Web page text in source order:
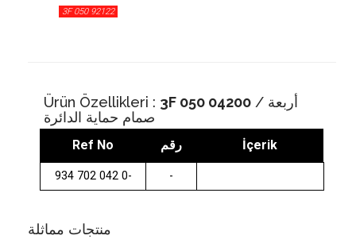
3F 050 92122
Ürün Özellikleri : 3F 050 04200 / أربعة
صمام حماية الدائرة
Ref No رقم İçerik
934 702 042 0- -
منتجات مماثلة